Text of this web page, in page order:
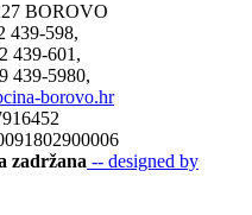
BOROVO
439-598,
439-601,
439-5980,
borovo.hr
zadržana -- designed by